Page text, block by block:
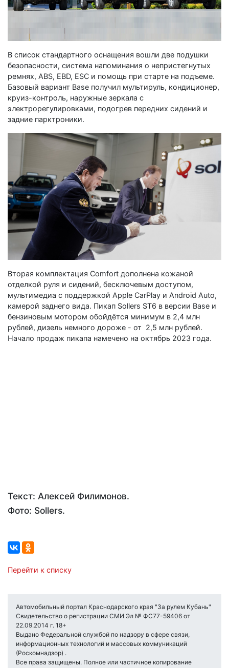
В список стандартного оснащения вошли две подушки
безопасности, система напоминания о непристегнутых
ремнях, ABS, EBD, ESC и помощь при старте на подъеме.
Базовый вариант Base получил мультируль, кондиционер,
круиз-контроль, наружные зеркала с
электрорегулировками, подогрев передних сидений и
задние парктроники.
Вторая комплектация Comfort дополнена кожаной
отделкой руля и сидений, бесключевым доступом,
мультимедиа с поддержкой Apple CarPlay и Android Auto,
камерой заднего вида. Пикап Sollers ST6 в версии Base и
бензиновым мотором обойдётся минимум в 2,4 млн
рублей, дизель немного дороже - от 2,5 млн рублей.
Начало продаж пикапа намечено на октябрь 2023 года.
Текст: Алексей Филимонов.
Фото: Sollers.
Перейти к списку
Автомобильный портал Краснодарского края "За рулем Кубань"
Свидетельство о регистрации СМИ Эл № ФС77-59406 от
22.09.2014 г. 18+
Выдано Федеральной службой по надзору в сфере связи,
информационных технологий и массовых коммуникаций
(Роскомнадзор) .
Все права защищены. Полное или частичное копирование